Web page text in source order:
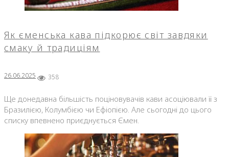
Як єменська кава підкорює світ завдяки
смаку й традиціям
26.06.2025 358
Ще донедавна більшість поціновувачів кави асоціювали її з
Бразилією, Колумбією чи Ефіопією. Але сьогодні до цього
списку впевнено приєднується Ємен.